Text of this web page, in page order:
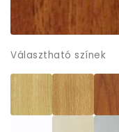
Választható színek